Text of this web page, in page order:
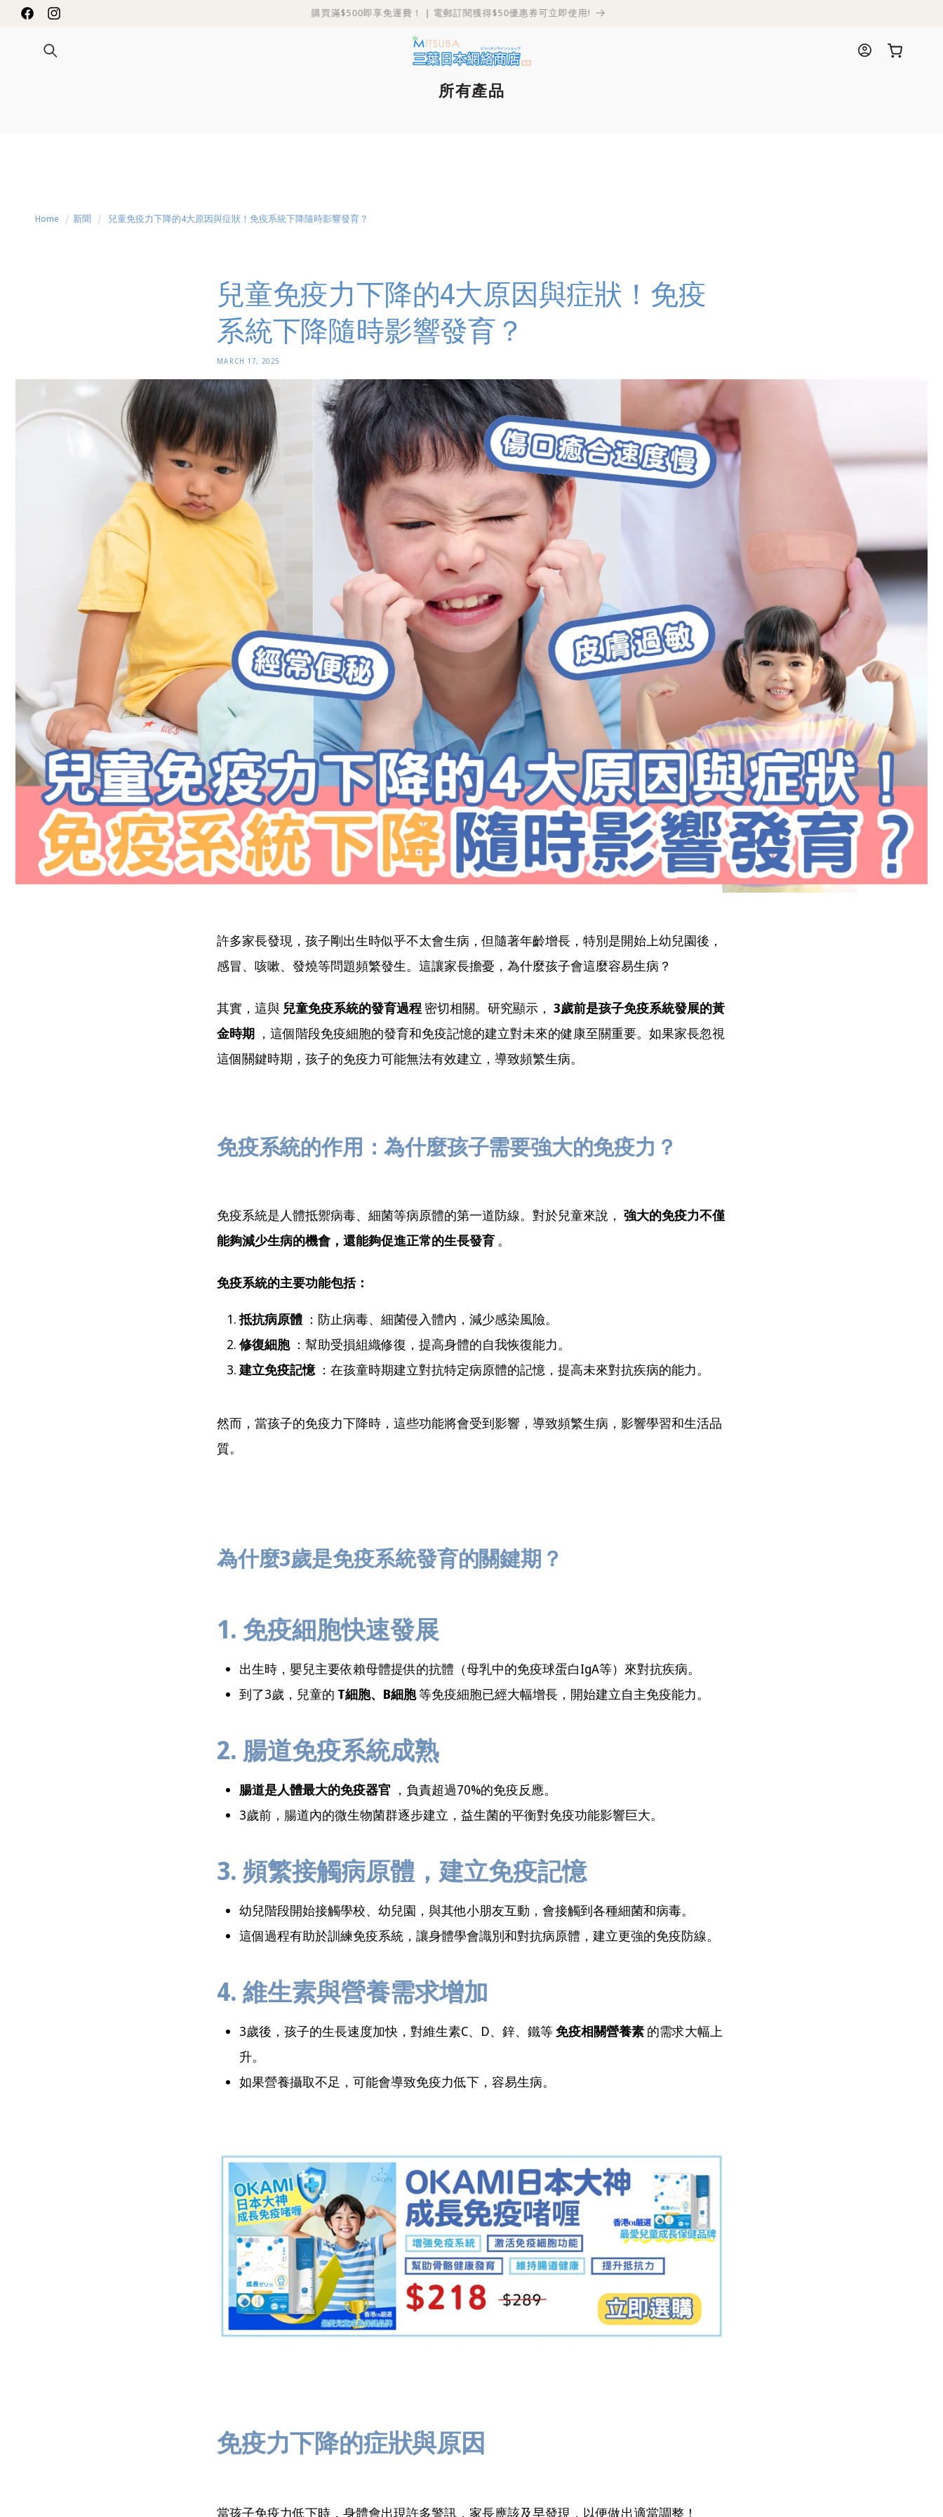
Skip to
content
FacebookInstagram
INNESS 限時送禮優惠 購買滿$500即享免運費！ | 電郵訂閱獲得$50優惠券可立即使用!
所有產品
Log
in
Cart
Home 新聞 兒童免疫力下降的4大原因與症狀！免疫系統下降隨時影響發育？
兒童免疫力下降的4大原因與症狀！免疫
系統下降隨時影響發育？
MARCH 17, 2025
許多家長發現，孩子剛出生時似乎不太會生病，但隨著年齡增長，特別是開始上幼兒園後，
感冒、咳嗽、發燒等問題頻繁發生。這讓家長擔憂，為什麼孩子會這麼容易生病？
其實，這與 兒童免疫系統的發育過程 密切相關。研究顯示， 3歲前是孩子免疫系統發展的黃
金時期 ，這個階段免疫細胞的發育和免疫記憶的建立對未來的健康至關重要。如果家長忽視
這個關鍵時期，孩子的免疫力可能無法有效建立，導致頻繁生病。
免疫系統的作用：為什麼孩子需要強大的免疫力？
免疫系統是人體抵禦病毒、細菌等病原體的第一道防線。對於兒童來說， 強大的免疫力不僅
能夠減少生病的機會，還能夠促進正常的生長發育 。
免疫系統的主要功能包括：
抵抗病原體 ：防止病毒、細菌侵入體內，減少感染風險。
修復細胞：幫助受損組織修復，提高身體的自我恢復能力。
建立免疫記憶：在孩童時期建立對抗特定病原體的記憶，提高未來對抗疾病的能力。
然而，當孩子的免疫力下降時，這些功能將會受到影響，導致頻繁生病，影響學習和生活品
質。
為什麼3歲是免疫系統發育的關鍵期？
1. 免疫細胞快速發展
出生時，嬰兒主要依賴母體提供的抗體（母乳中的免疫球蛋白IgA等）來對抗疾病。
到了3歲，兒童的 T細胞、B細胞等免疫細胞已經大幅增長，開始建立自主免疫能力。
2. 腸道免疫系統成熟
腸道是人體最大的免疫器官 ，負責超過70%的免疫反應。
3歲前，腸道內的微生物菌群逐步建立，益生菌的平衡對免疫功能影響巨大。
3. 頻繁接觸病原體，建立免疫記憶
幼兒階段開始接觸學校、幼兒園，與其他小朋友互動，會接觸到各種細菌和病毒。
這個過程有助於訓練免疫系統，讓身體學會識別和對抗病原體，建立更強的免疫防線。
4. 維生素與營養需求增加
3歲後，孩子的生長速度加快，對維生素C、D、鋅、鐵等免疫相關營養素 的需求大幅上
升。
如果營養攝取不足，可能會導致免疫力低下，容易生病。
免疫力下降的症狀與原因
當孩子免疫力低下時，身體會出現許多警訊，家長應該及早發現，以便做出適當調整！